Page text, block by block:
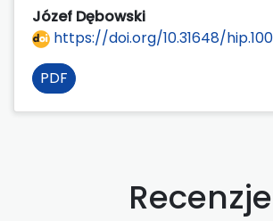
Józef Dębowski
https://doi.org/10.31648/
PDF
Recenzje